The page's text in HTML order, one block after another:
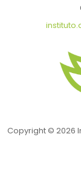
Copyright © 2026